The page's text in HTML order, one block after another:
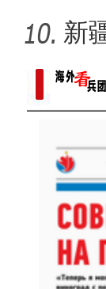
同
新
绘